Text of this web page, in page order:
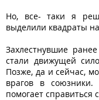
Но, все- таки я
выделили квадраты
Захлестнувшие
стали движущей
Позже, да и сейчас,
врагов в
помогает